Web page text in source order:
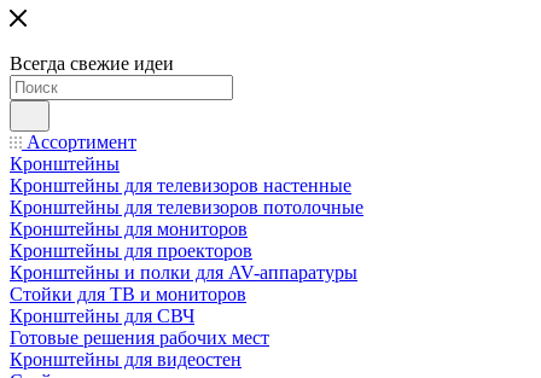
Всегда свежие идеи
Ассортимент
Кронштейны
Кронштейны для телевизоров настенные
Кронштейны для телевизоров потолочные
Кронштейны для мониторов
Кронштейны для проекторов
Кронштейны и полки для AV-аппаратуры
Стойки для ТВ и мониторов
Кронштейны для СВЧ
Готовые решения рабочих мест
Кронштейны для видеостен